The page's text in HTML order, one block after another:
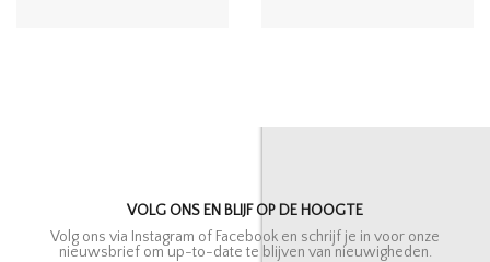
VOLG ONS EN BLIJF OP DE HOOGTE
Volg ons via Instagram of Facebook en schrijf je in voor onze
nieuwsbrief om up-to-date te blijven van nieuwigheden.